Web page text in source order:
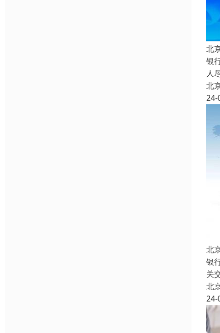
北
银
人
北
24-
北
银
关
北
24-